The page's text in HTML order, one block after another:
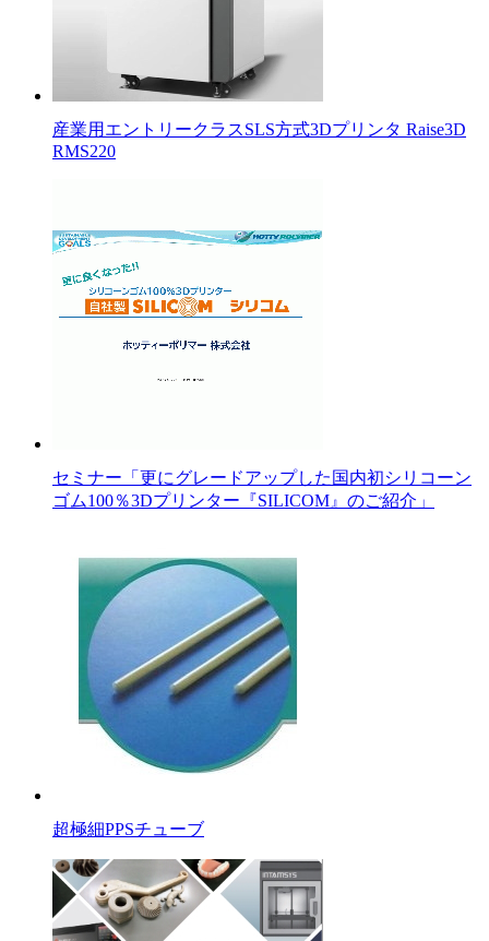
産業用エントリークラスSLS方式3Dプリンタ Raise3D
RMS220
セミナー「更にグレードアップした国内初シリコーン
ゴム100％3Dプリンター『SILICOM』のご紹介」
超極細PPSチューブ